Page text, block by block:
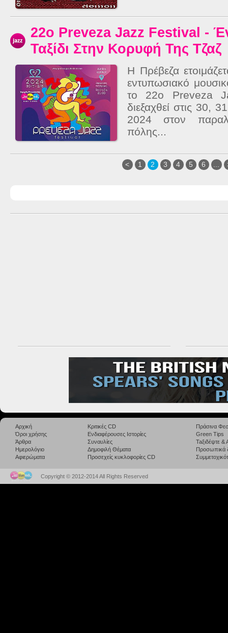
22ο Preveza Jazz Festival -
Ταξίδι Στην Κορυφή Της Τζαζ
Η Πρέβεζα
εντυπωσιακό
το 22ο Preveza
διεξαχθεί στις 30,
2024 στον
πόλης...
< 1 2 3 4 5 6 ...
Αρχική
Όροι χρήσης
Άρθρα
Ημερολόγιο
Αφιερώματα
Κριτικές CD
Ενδιαφέρουσες Ιστορίες
Συναυλίες
Δημοφιλή Θέματα
Προσεχείς κυκλοφορίες CD
Πράσινα
Green Tips
Taξιδέψτε
Προσωπικά
Copyright © 2012-2014 All Rights Reserved